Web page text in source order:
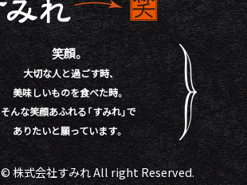
笑顔。
大切な人と過ごす時、
美味しいものを食べた時。
そんな笑顔あふれる「すみれ」で
ありたいと願っています。
株式会社すみれ All right Reserved.